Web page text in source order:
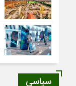
سیاسی